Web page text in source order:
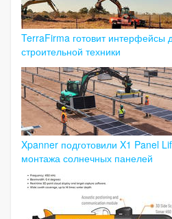
TerraFirma готовит интерфейсы
строительной техники
Xpanner подготовили X1 Panel
монтажа солнечных панелей